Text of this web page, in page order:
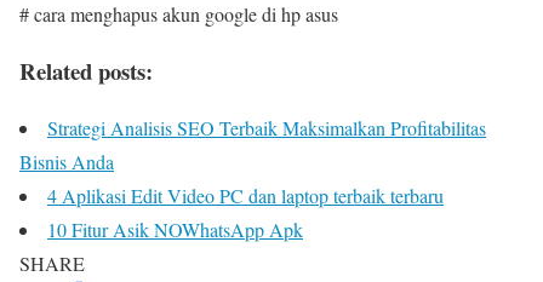
# cara menghapus akun google di hp asus
Related posts:
Strategi Analisis SEO Terbaik Maksimalkan Profitabilitas
Bisnis Anda
4 Aplikasi Edit Video PC dan laptop terbaik terbaru
10 Fitur Asik NOWhatsApp Apk
SHARE